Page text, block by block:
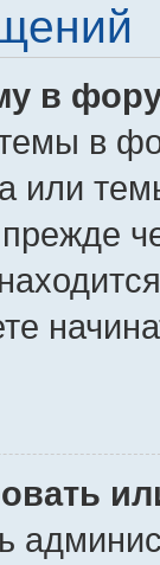
в
в
или
прежде